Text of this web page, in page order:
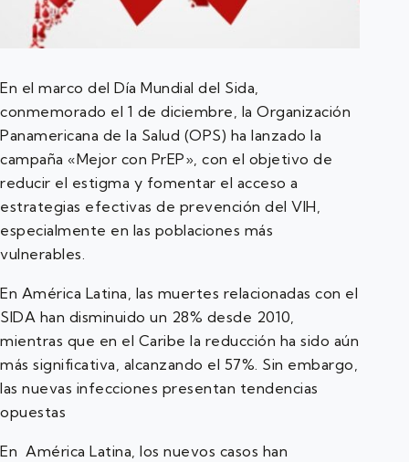
En el marco del Día Mundial del Sida,
conmemorado el 1 de diciembre, la Organización
Panamericana de la Salud (OPS) ha lanzado la
campaña «Mejor con PrEP», con el objetivo de
reducir el estigma y fomentar el acceso a
estrategias efectivas de prevención del VIH,
especialmente en las poblaciones más
vulnerables.
En América Latina, las muertes relacionadas con el
SIDA han disminuido un 28% desde 2010,
mientras que en el Caribe la reducción ha sido aún
más significativa, alcanzando el 57%. Sin embargo,
las nuevas infecciones presentan tendencias
opuestas
En América Latina, los nuevos casos han